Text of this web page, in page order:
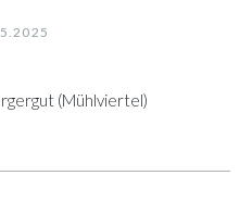
(Mühlviertel)